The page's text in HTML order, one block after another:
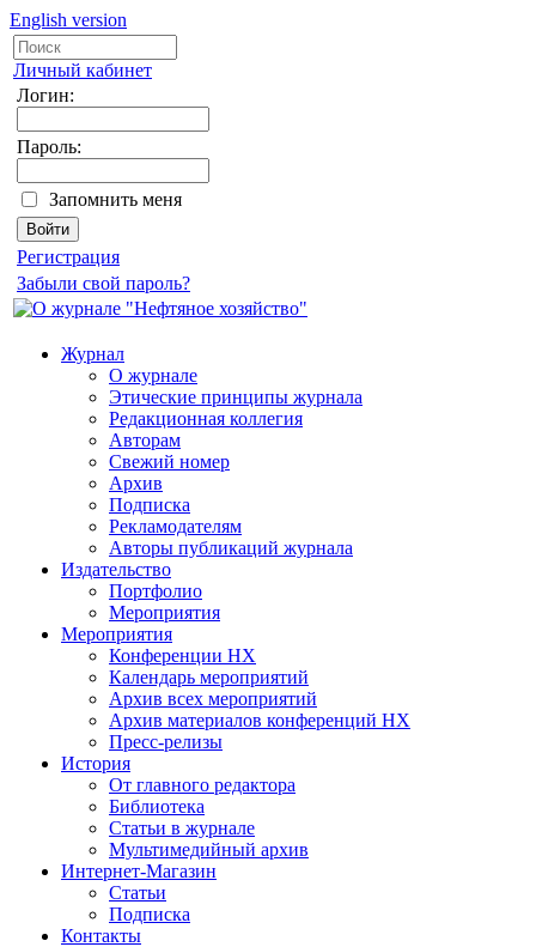
English version
Личный кабинет
Логин:
Пароль:
Запомнить меня
Регистрация
Забыли свой пароль?
Журнал
О журнале
Этические принципы журнала
Редакционная коллегия
Авторам
Свежий номер
Архив
Подписка
Рекламодателям
Авторы публикаций журнала
Издательство
Портфолио
Мероприятия
Мероприятия
Конференции НХ
Календарь мероприятий
Архив всех мероприятий
Архив материалов конференций НХ
Пресс-релизы
История
От главного редактора
Библиотека
Статьи в журнале
Мультимедийный архив
Интернет-Магазин
Статьи
Подписка
Контакты